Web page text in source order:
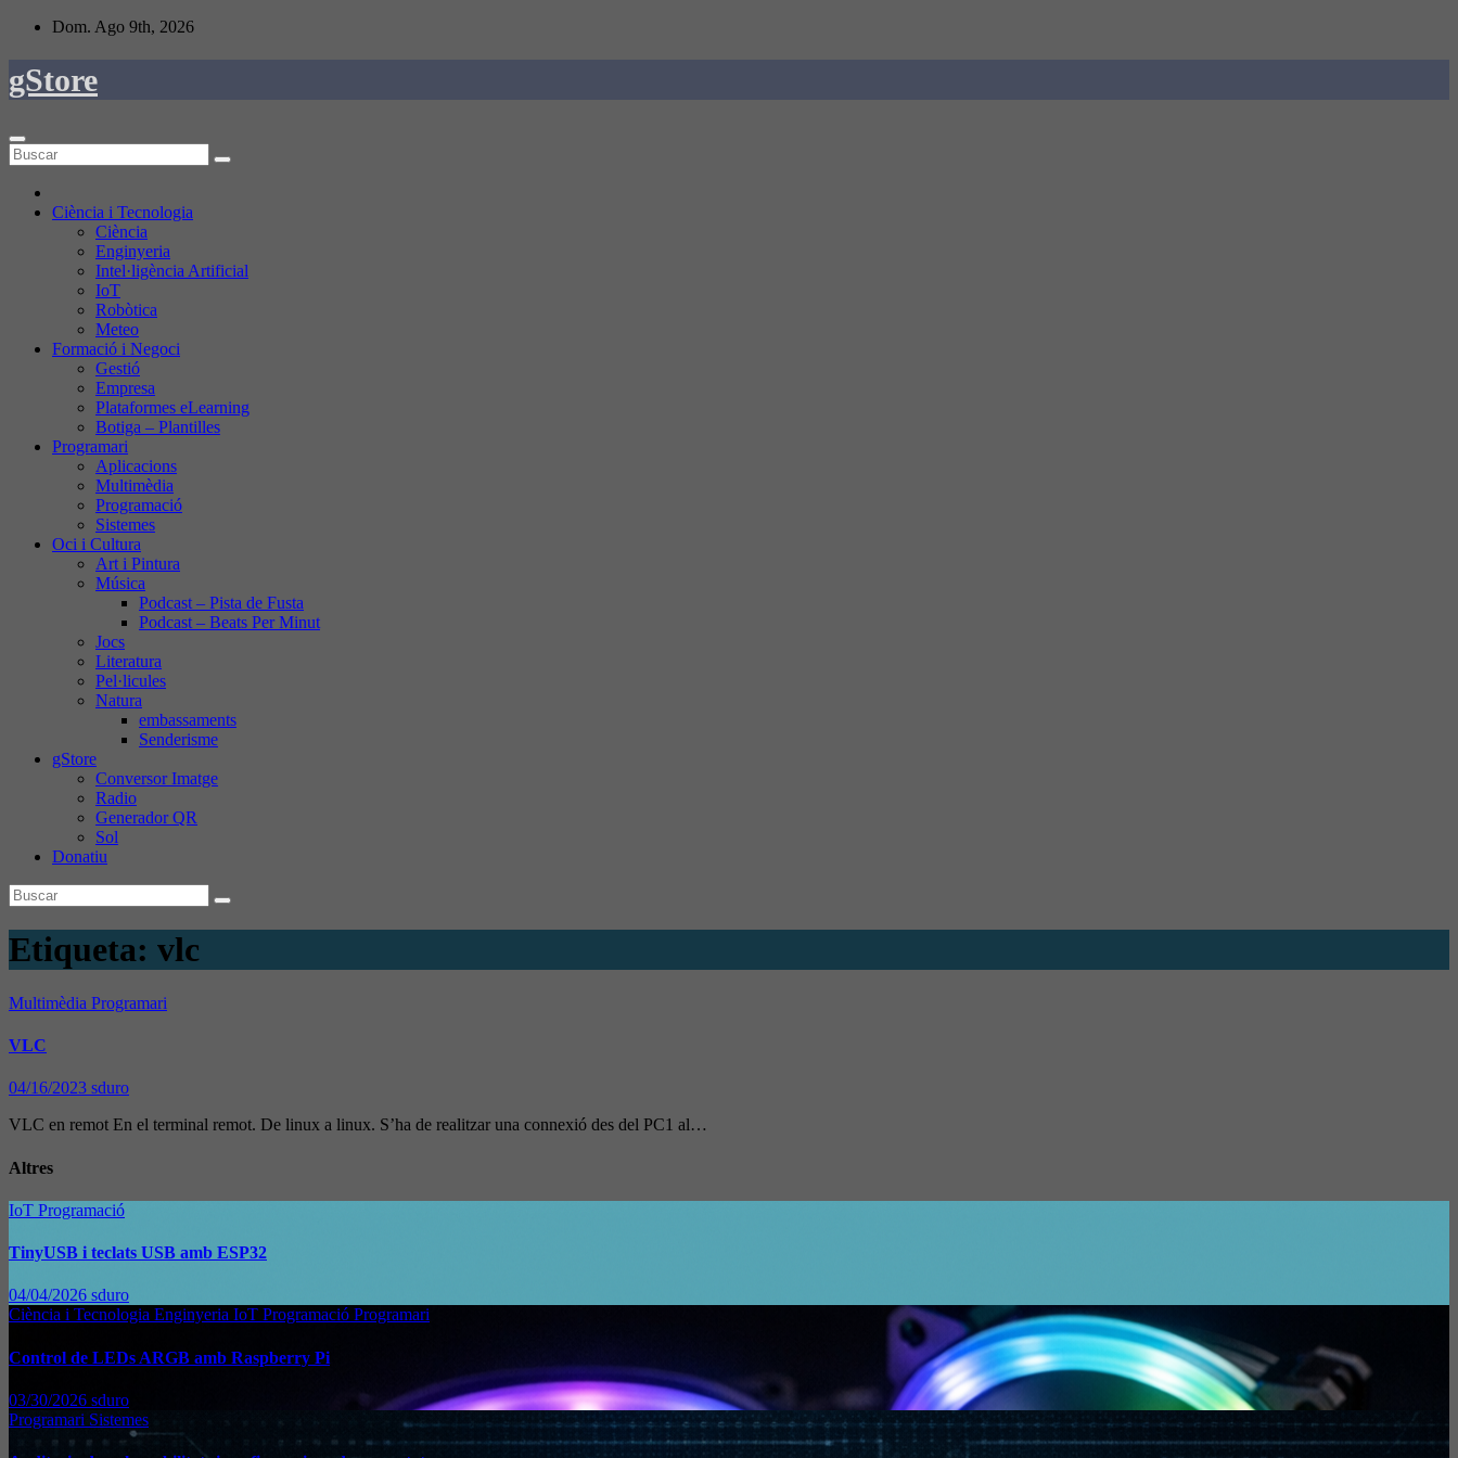
Saltar
contenido
Dom. Ago 9th, 2026
gStore
Ciència i Tecnologia
Ciència
Enginyeria
Intel·ligència Artificial
IoT
Robòtica
Meteo
Formació i Negoci
Gestió
Empresa
Plataformes eLearning
Botiga – Plantilles
Programari
Aplicacions
Multimèdia
Programació
Sistemes
Oci i Cultura
Art i Pintura
Música
Podcast – Pista de Fusta
Podcast – Beats Per Minut
Jocs
Literatura
Pel·licules
Natura
embassaments
Senderisme
gStore
Conversor Imatge
Radio
Generador QR
Sol
Donatiu
Etiqueta: vlc
Multimèdia Programari
VLC
04/16/2023 sduro
VLC en remot En el terminal remot. De linux a linux. S’ha de realitzar una connexió des del PC1 al…
Altres
IoT Programació
TinyUSB i teclats USB amb ESP32
04/04/2026 sduro
Ciència i Tecnologia Enginyeria IoT Programació Programari
Control de LEDs ARGB amb Raspberry Pi
03/30/2026 sduro
Programari Sistemes